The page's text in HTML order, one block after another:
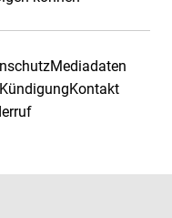
Mediadaten
KündigungKontakt